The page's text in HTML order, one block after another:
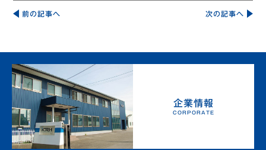
稿
シ
ン
前の記事へ 次の記事へ
企業情報
CORPORATE